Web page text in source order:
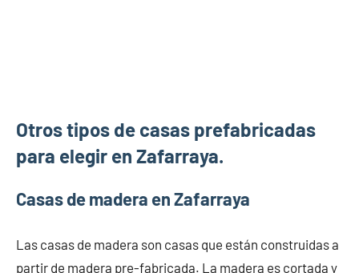
Otros tipos de casas prefabricadas
para elegir en Zafarraya.
Casas de madera en Zafarraya
Las casas de madera son casas que están construidas a
partir de madera pre-fabricada. La madera es cortada y